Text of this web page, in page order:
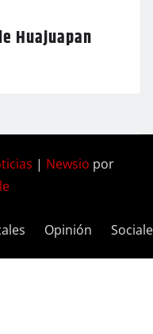
Huajuapan
| Newsio por
Opinión